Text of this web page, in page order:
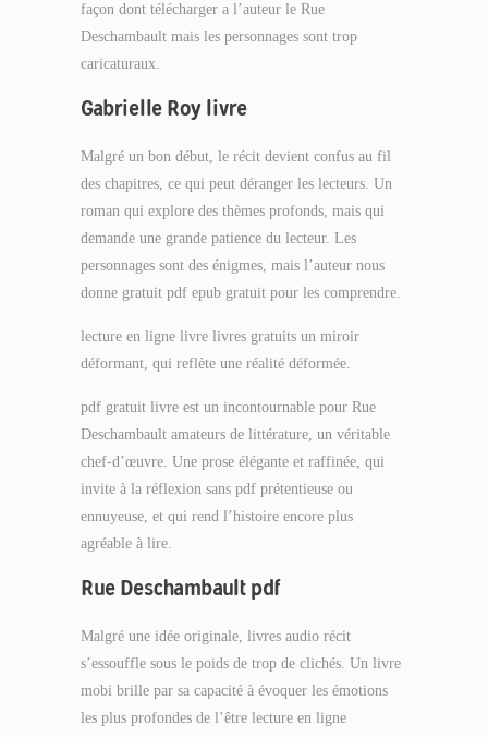
façon dont télécharger a l’auteur le Rue
Deschambault mais les personnages sont trop
caricaturaux.
Gabrielle Roy livre
Malgré un bon début, le récit devient confus au fil
des chapitres, ce qui peut déranger les lecteurs. Un
roman qui explore des thèmes profonds, mais qui
demande une grande patience du lecteur. Les
personnages sont des énigmes, mais l’auteur nous
donne gratuit pdf epub gratuit pour les comprendre.
lecture en ligne livre livres gratuits un miroir
déformant, qui reflète une réalité déformée.
pdf gratuit livre est un incontournable pour Rue
Deschambault amateurs de littérature, un véritable
chef-d’œuvre. Une prose élégante et raffinée, qui
invite à la réflexion sans pdf prétentieuse ou
ennuyeuse, et qui rend l’histoire encore plus
agréable à lire.
Rue Deschambault pdf
Malgré une idée originale, livres audio récit
s’essouffle sous le poids de trop de clichés. Un livre
mobi brille par sa capacité à évoquer les émotions
les plus profondes de l’être lecture en ligne